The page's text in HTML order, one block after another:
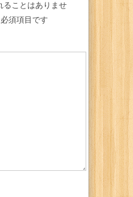
ることはありませ
須項目です